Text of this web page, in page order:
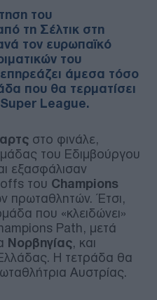
του
τη Σέλτικ στη
τον ευρωπαϊκό
του
άμεσα τόσο
που θα τερματίσει
League.
στο φινάλε,
του Εδιμβούργου
εξασφάλισαν
του Champions
πρωταθλητών. Έτσι,
που «κλειδώνει»
Path, μετά
Νορβηγίας, και
Η τετράδα θα
Αυστρίας.